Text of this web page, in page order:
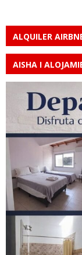
ALQUILER
AISHA I